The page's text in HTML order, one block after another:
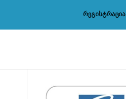
რეგისტრაცია